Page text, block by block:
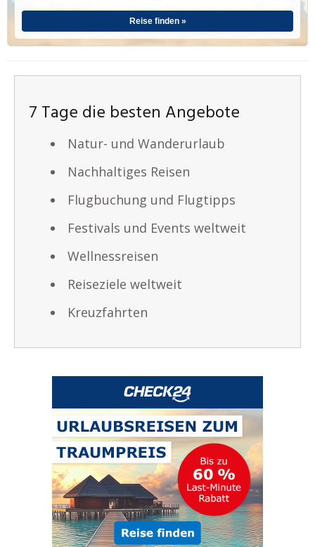
Reise finden »
7 Tage die besten Angebote
Natur- und Wanderurlaub
Nachhaltiges Reisen
Flugbuchung und Flugtipps
Festivals und Events weltweit
Wellnessreisen
Reiseziele weltweit
Kreuzfahrten